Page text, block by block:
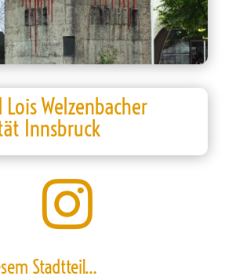
Welzenbacher
Innsbruck

Stadtteil…